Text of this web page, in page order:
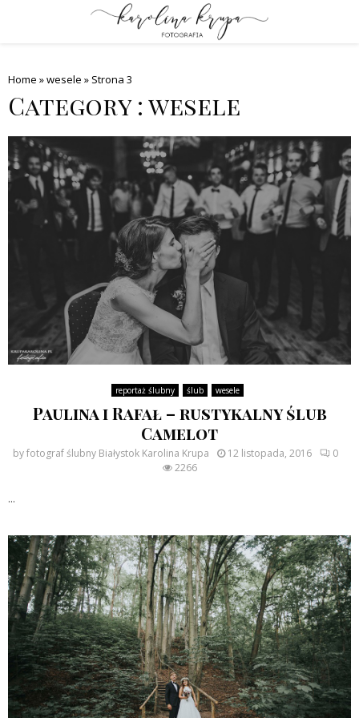
PRIMARY
Home »wesele » Strona 3
Category : wesele
reportaż ślubny ślub wesele
Paulina i Rafał – rustykalny ślub
Camelot
byfotograf ślubny Białystok Karolina Krupa 12 listopada, 2016
0
2266
...